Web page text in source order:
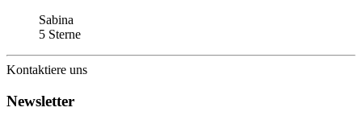
Sabina
5 Sterne
Kontaktiere uns
Newsletter